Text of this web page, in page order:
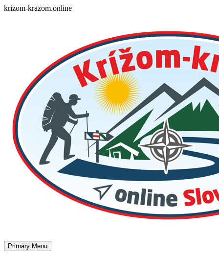
Skip
krizom-krazom.online
Primary Menu